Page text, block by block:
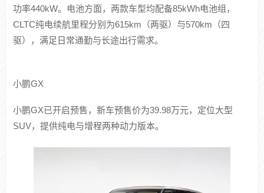
功率440kW。电池方面，两款车型均配备85kWh电池组，